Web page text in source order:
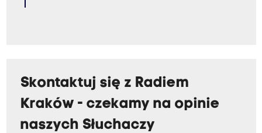
Skontaktuj się z Radiem
Kraków - czekamy na opinie
naszych Słuchaczy